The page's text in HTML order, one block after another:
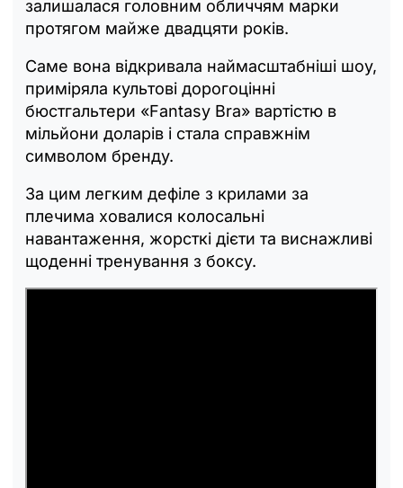
залишалася головним обличчям марки
протягом майже двадцяти років.
Саме вона відкривала наймасштабніші шоу,
приміряла культові дорогоцінні
бюстгальтери «Fantasy Bra» вартістю в
мільйони доларів і стала справжнім
символом бренду.
За цим легким дефіле з крилами за
плечима ховалися колосальні
навантаження, жорсткі дієти та виснажливі
щоденні тренування з боксу.